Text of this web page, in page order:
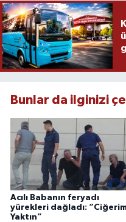
Bunlar da ilginizi
Acılı Babanın feryadı
yürekleri dağladı:
Yaktın”